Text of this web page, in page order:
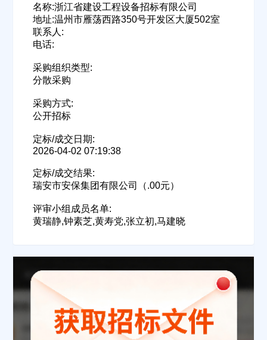
名称:浙江省建设工程设备招标有限公司
地址:温州市雁荡西路350号开发区大厦502室
联系人:
电话:
采购组织类型:
分散采购
采购方式:
公开招标
定标/成交日期:
2026-04-02 07:19:38
定标/成交结果:
瑞安市安保集团有限公司（.00元）
评审小组成员名单:
黄瑞静,钟素芝,黄寿党,张立初,马建晓
公司名称